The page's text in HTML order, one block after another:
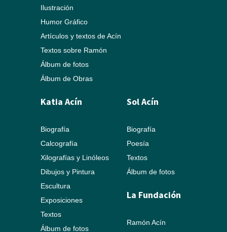
Ilustración
Humor Gráfico
Artículos y textos de Acín
Textos sobre Ramón
Álbum de fotos
Álbum de Obras
Katia Acín
Biografía
Calcografía
Xilografías y Linóleos
Dibujos y Pintura
Escultura
Exposiciones
Textos
Álbum de fotos
Sol Acín
Biografía
Poesía
Textos
Álbum de fotos
La Fundación
Ramón Acín